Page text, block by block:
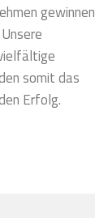
gewinnen
somit das
Erfolg.